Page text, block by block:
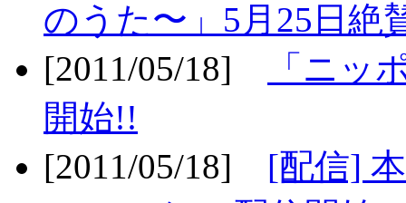
のうた〜」5月25日絶
[2011/05/18]
「ニッ
開始!!
[2011/05/18] [配信]